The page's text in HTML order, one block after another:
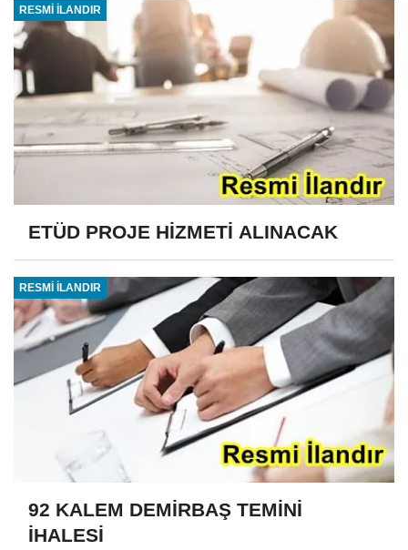
RESMİ İLANDIR
ETÜD PROJE HİZMETİ ALINACAK
RESMİ İLANDIR
92 KALEM DEMİRBAŞ TEMİNİ
İHALESİ